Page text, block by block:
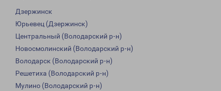
Дзержинск
Юрьевец (Дзержинск)
Центральный (Володарский р-н)
Новосмолинский (Володарский р-н)
Володарск (Володарский р-н)
Решетиха (Володарский р-н)
Мулино (Володарский р-н)